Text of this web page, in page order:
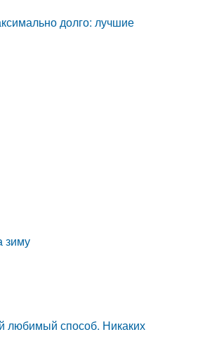
долго: лучшие
зиму
любимый способ. Никаких